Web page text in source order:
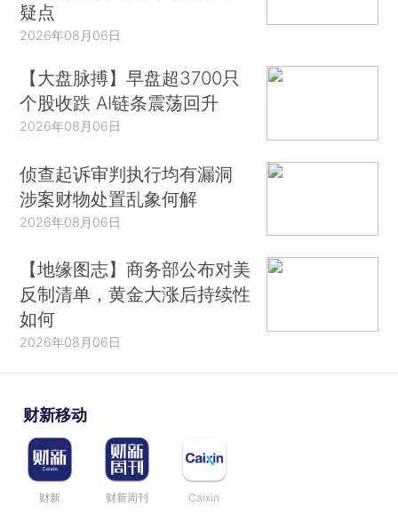
疑点
2026年08月06日
【大盘脉搏】早盘超3700只
个股收跌 AI链条震荡回升
2026年08月06日
侦查起诉审判执行均有漏洞
涉案财物处置乱象何解
2026年08月06日
【地缘图志】商务部公布对美
反制清单，黄金大涨后持续性
如何
2026年08月06日
财新移动
财新 财新周刊 Caixin